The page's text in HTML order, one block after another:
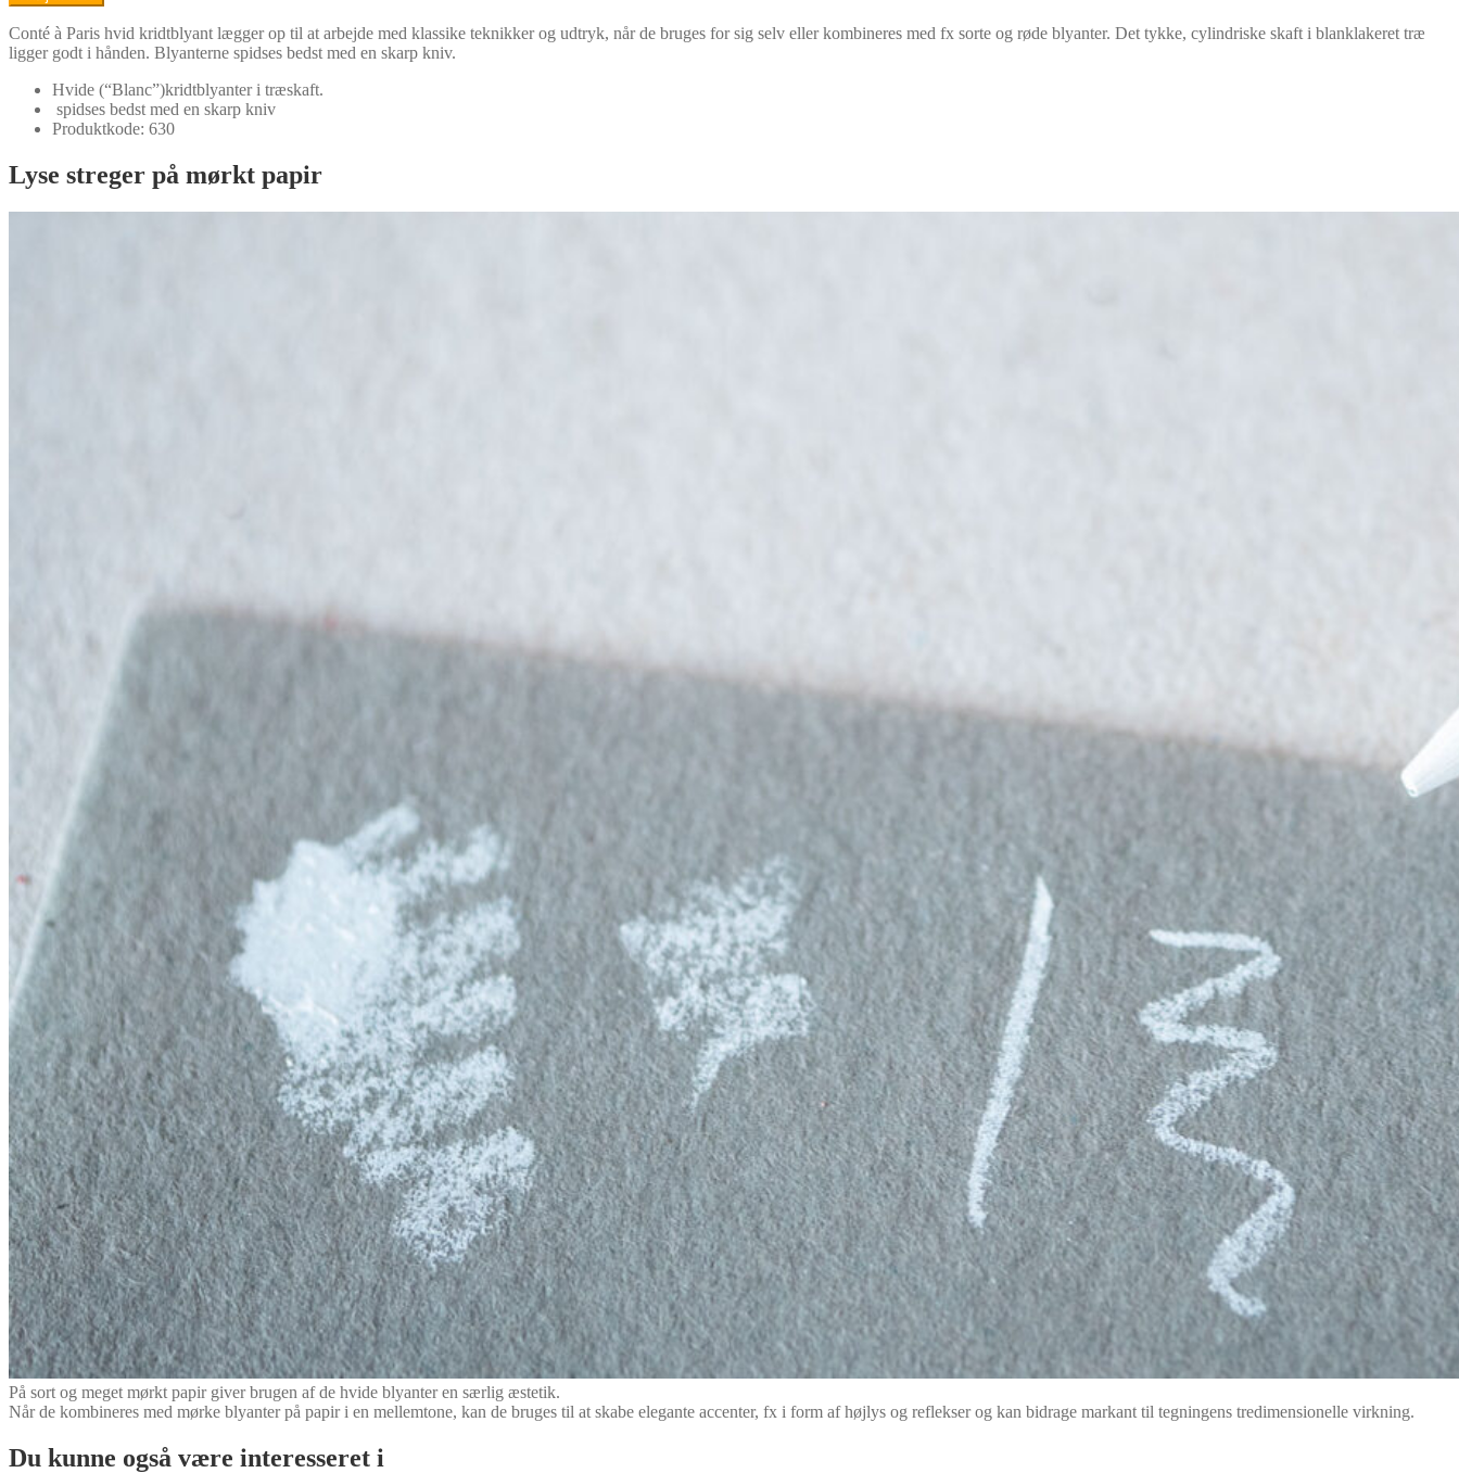
Paris
Hvid
Blyant
antal
Conté à Paris hvid kridtblyant lægger op til at arbejde med klassike teknikker og udtryk, når de bruges for sig selv eller kombineres med fx sorte og røde blyanter. Det tykke, cylindriske skaft i blanklakeret træ
ligger godt i hånden. Blyanterne spidses bedst med en skarp kniv.
Hvide (“Blanc”)kridtblyanter i træskaft.
spidses bedst med en skarp kniv
Produktkode: 630
Lyse streger på mørkt papir
På sort og meget mørkt papir giver brugen af de hvide blyanter en særlig æstetik.
Når de kombineres med mørke blyanter på papir i en mellemtone, kan de bruges til at skabe elegante accenter, fx i form af højlys og reflekser og kan bidrage markant til tegningens tredimensionelle virkning.
Du kunne også være interesseret i